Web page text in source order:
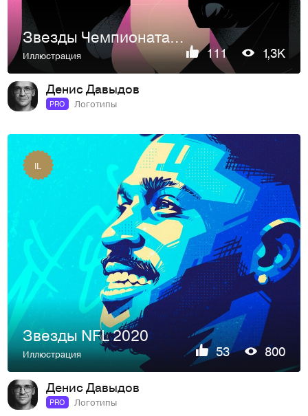
Звезды Чемпионата Мира 2022
Иллюстрация 111 1,3K
Денис Давыдов
PRO Логотипы
IL
Звезды NFL 2020
Иллюстрация 53 800
Денис Давыдов
PRO Логотипы